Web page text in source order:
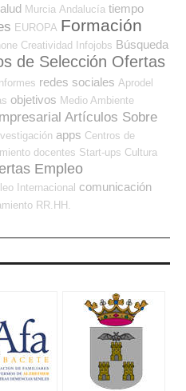
Murcia Andalucía tiempo
EUROPA Formación
Creatividad Infojobs Búsqueda
de Selección Ofertas
redes sociales Aprodel
objetivos Medio Ambiente
Artículos Sobre
apps Centros de
docentes Start-ups Cultura
Empleo
Internacional comunicación
RR.HH.